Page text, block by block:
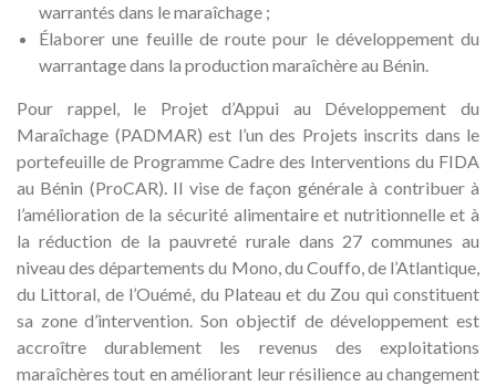
warrantés dans le maraîchage ;
Élaborer une feuille de route pour le développement du
warrantage dans la production maraîchère au Bénin.
Pour rappel, le Projet d’Appui au Développement du
Maraîchage (PADMAR) est l’un des Projets inscrits dans le
portefeuille de Programme Cadre des Interventions du FIDA
au Bénin (ProCAR). Il vise de façon générale à contribuer à
l’amélioration de la sécurité alimentaire et nutritionnelle et à
la réduction de la pauvreté rurale dans 27 communes au
niveau des départements du Mono, du Couffo, de l’Atlantique,
du Littoral, de l’Ouémé, du Plateau et du Zou qui constituent
sa zone d’intervention. Son objectif de développement est
accroître durablement les revenus des exploitations
maraîchères tout en améliorant leur résilience au changement